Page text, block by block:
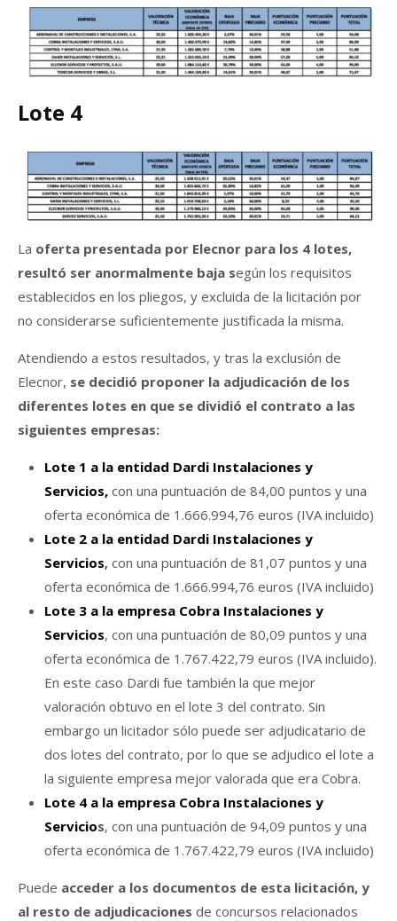
Lote 4
La oferta presentada por Elecnor para los 4 lotes,
resultó ser anormalmente baja según los requisitos
establecidos en los pliegos, y excluida de la licitación por
no considerarse suficientemente justificada la misma.
Atendiendo a estos resultados, y tras la exclusión de
Elecnor, se decidió proponer la adjudicación de los
diferentes lotes en que se dividió el contrato a las
siguientes empresas:
Lote 1 a la entidad Dardi Instalaciones y
Servicios, con una puntuación de 84,00 puntos y una
oferta económica de 1.666.994,76 euros (IVA incluido)
Lote 2 a la entidad Dardi Instalaciones y
Servicios, con una puntuación de 81,07 puntos y una
oferta económica de 1.666.994,76 euros (IVA incluido)
Lote 3 a la empresa Cobra Instalaciones y
Servicios, con una puntuación de 80,09 puntos y una
oferta económica de 1.767.422,79 euros (IVA incluido).
En este caso Dardi fue también la que mejor
valoración obtuvo en el lote 3 del contrato. Sin
embargo un licitador sólo puede ser adjudicatario de
dos lotes del contrato, por lo que se adjudico el lote a
la siguiente empresa mejor valorada que era Cobra.
Lote 4 a la empresa Cobra Instalaciones y
Servicios, con una puntuación de 94,09 puntos y una
oferta económica de 1.767.422,79 euros (IVA incluido)
Puede acceder a los documentos de esta licitación, y
al resto de adjudicaciones de concursos relacionados